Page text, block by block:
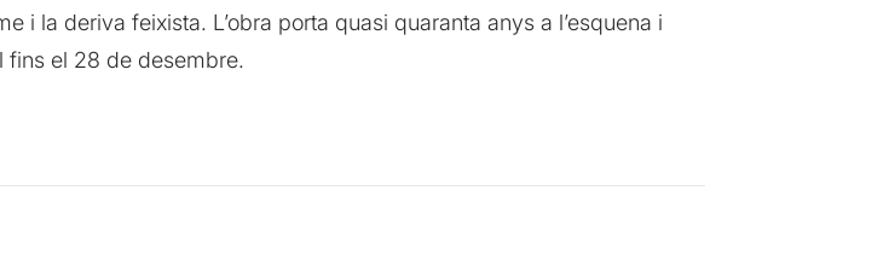
i la deriva feixista. L’obra porta quasi quaranta anys a l’esquena i
fins el 28 de desembre.